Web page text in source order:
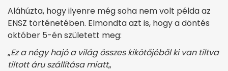
Aláhúzta, hogy ilyenre még soha nem volt példa az
ENSZ történetében. Elmondta azt is, hogy a döntés
október 5-én született meg:
„Ez a négy hajó a világ összes kikötőjéből ki van tiltva
tiltott áru szállítása miatt„